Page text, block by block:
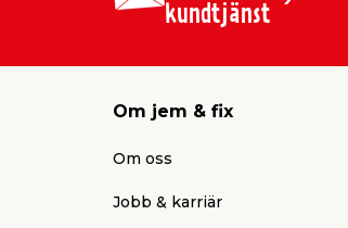
kundtjänst
Om jem & fix
Om oss
Jobb & karriär